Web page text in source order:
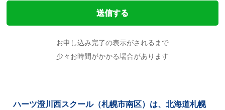
お申し込み完了の表示がされるまで
少々お時間がかかる場合があります
ハーツ澄川西スクール（札幌市南区）は、北海道札幌